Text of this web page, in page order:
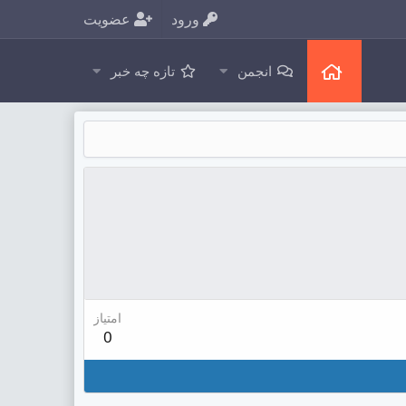
ورود عضویت
انجمن تازه چه خبر
امتیاز
0